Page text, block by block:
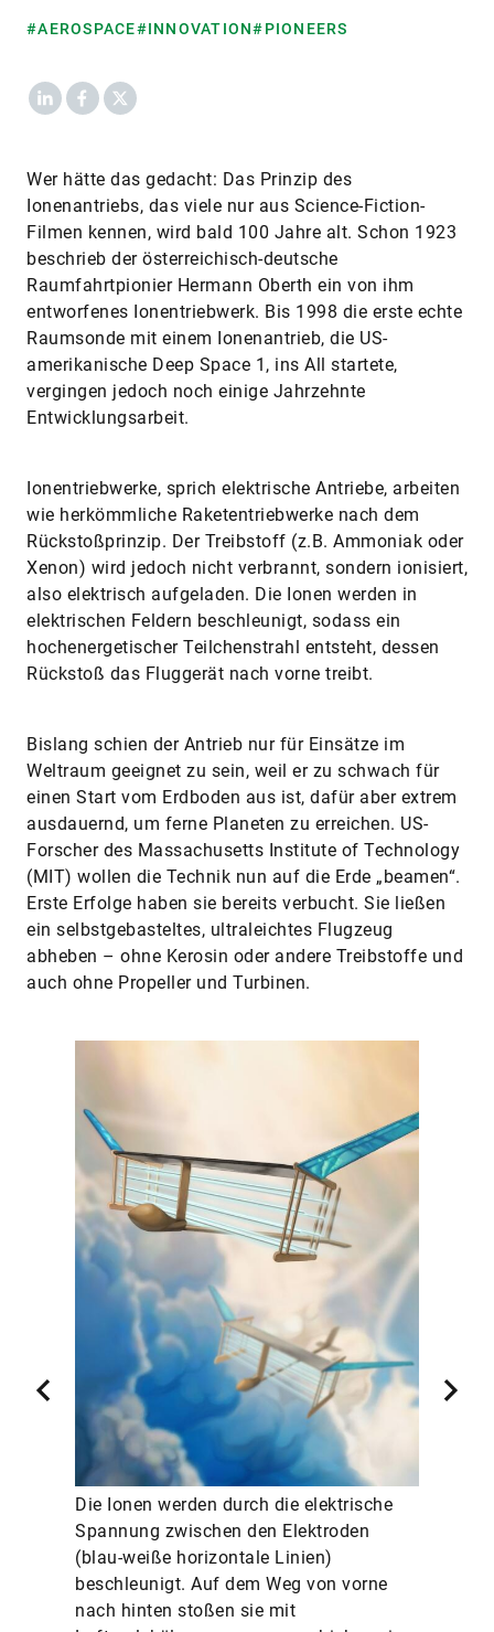
#AEROSPACE#INNOVATION#PIONEERS
LinkedInFacebook
X
Wer hätte das gedacht: Das Prinzip des
Ionenantriebs, das viele nur aus Science-Fiction-
Filmen kennen, wird bald 100 Jahre alt. Schon 1923
beschrieb der österreichisch-deutsche
Raumfahrtpionier Hermann Oberth ein von ihm
entworfenes Ionentriebwerk. Bis 1998 die erste echte
Raumsonde mit einem Ionenantrieb, die US-
amerikanische Deep Space 1, ins All startete,
vergingen jedoch noch einige Jahrzehnte
Entwicklungsarbeit.
Ionentriebwerke, sprich elektrische Antriebe, arbeiten
wie herkömmliche Raketentriebwerke nach dem
Rückstoßprinzip. Der Treibstoff (z.B. Ammoniak oder
Xenon) wird jedoch nicht verbrannt, sondern ionisiert,
also elektrisch aufgeladen. Die Ionen werden in
elektrischen Feldern beschleunigt, sodass ein
hochenergetischer Teilchenstrahl entsteht, dessen
Rückstoß das Fluggerät nach vorne treibt.
Bislang schien der Antrieb nur für Einsätze im
Weltraum geeignet zu sein, weil er zu schwach für
einen Start vom Erdboden aus ist, dafür aber extrem
ausdauernd, um ferne Planeten zu erreichen. US-
Forscher des Massachusetts Institute of Technology
(MIT) wollen die Technik nun auf die Erde „beamen“.
Erste Erfolge haben sie bereits verbucht. Sie ließen
ein selbstgebasteltes, ultraleichtes Flugzeug
abheben – ohne Kerosin oder andere Treibstoffe und
auch ohne Propeller und Turbinen.
Die Ionen werden durch die elektrische
Spannung zwischen den Elektroden
(blau-weiße horizontale Linien)
beschleunigt. Auf dem Weg von vorne
nach hinten stoßen sie mit